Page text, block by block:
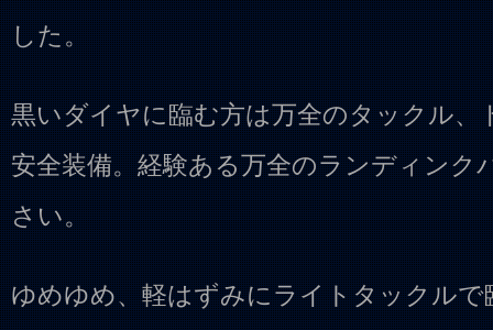
した。
黒いダイヤに臨む方は万全のタックル、
安全装備。経験ある万全のランディンク
さい。
ゆめゆめ、軽はずみにライトタックル